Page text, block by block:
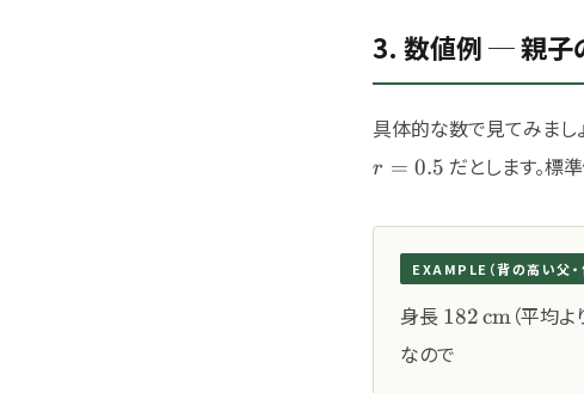
3. 数値例 ─ 親子
具体的な数で見てみまし
r=0.5
r = 0.5 だとします。標
EXAMPLE（背の高い父・
身長 182cm（平均よ
なので